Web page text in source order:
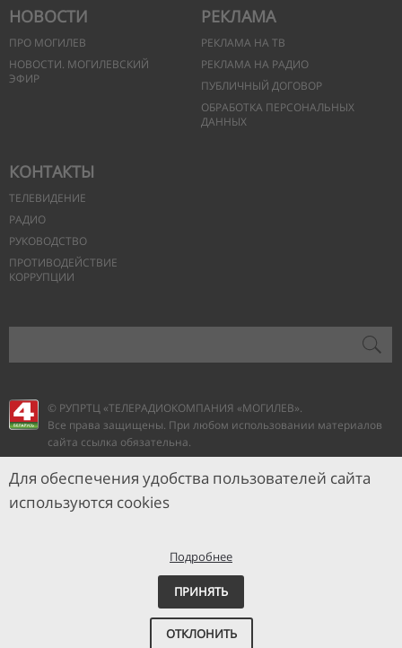
НОВОСТИ
ПРО МОГИЛЕВ
НОВОСТИ. МОГИЛЕВСКИЙ
ЭФИР
РЕКЛАМА
РЕКЛАМА НА ТВ
РЕКЛАМА НА РАДИО
ПУБЛИЧНЫЙ ДОГОВОР
ОБРАБОТКА ПЕРСОНАЛЬНЫХ
ДАННЫХ
КОНТАКТЫ
ТЕЛЕВИДЕНИЕ
РАДИО
РУКОВОДСТВО
ПРОТИВОДЕЙСТВИЕ
КОРРУПЦИИ
© РУПРТЦ «ТЕЛЕРАДИОКОМПАНИЯ «МОГИЛЕВ».
Все права защищены. При любом использовании материалов
сайта ссылка обязательна.
Для обеспечения удобства пользователей сайта
используются cookies
Подробнее
ПРИНЯТЬ
ОТКЛОНИТЬ